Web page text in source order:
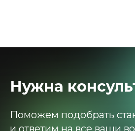
Нужна
Поможем подобрать
и ответим на все ваши